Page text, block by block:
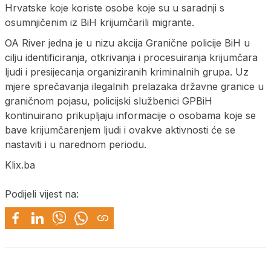
Hrvatske koje koriste osobe koje su u saradnji s
osumnjičenim iz BiH krijumčarili migrante.
OA River jedna je u nizu akcija Granične policije BiH u
cilju identificiranja, otkrivanja i procesuiranja krijumčara
ljudi i presijecanja organiziranih kriminalnih grupa. Uz
mjere sprečavanja ilegalnih prelazaka državne granice u
graničnom pojasu, policijski službenici GPBiH
kontinuirano prikupljaju informacije o osobama koje se
bave krijumčarenjem ljudi i ovakve aktivnosti će se
nastaviti i u narednom periodu.
Klix.ba
Podijeli vijest na: